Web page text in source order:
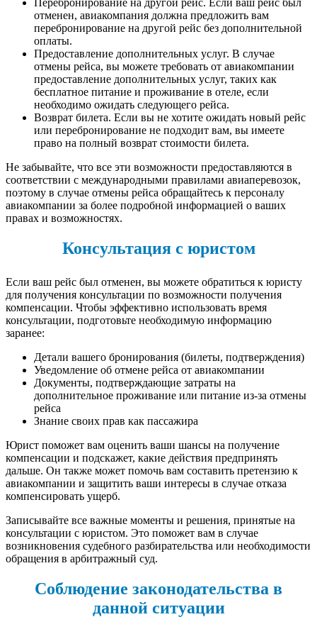
отменен, авиакомпания должна предложить вам
перебронирование на другой рейс без дополнительной
оплаты.
Предоставление дополнительных услуг. В случае
отмены рейса, вы можете требовать от авиакомпании
предоставление дополнительных услуг, таких как
бесплатное питание и проживание в отеле, если
необходимо ожидать следующего рейса.
Возврат билета. Если вы не хотите ожидать новый рейс
или перебронирование не подходит вам, вы имеете
право на полный возврат стоимости билета.
Не забывайте, что все эти возможности предоставляются в
соответствии с международными правилами авиаперевозок,
поэтому в случае отмены рейса обращайтесь к персоналу
авиакомпании за более подробной информацией о ваших
правах и возможностях.
Консультация с юристом
Если ваш рейс был отменен, вы можете обратиться к юристу
для получения консультации по возможности получения
компенсации. Чтобы эффективно использовать время
консультации, подготовьте необходимую информацию
заранее:
Детали вашего бронирования (билеты, подтверждения)
Уведомление об отмене рейса от авиакомпании
Документы, подтверждающие затраты на
дополнительное проживание или питание из-за отмены
рейса
Знание своих прав как пассажира
Юрист поможет вам оценить ваши шансы на получение
компенсации и подскажет, какие действия предпринять
дальше. Он также может помочь вам составить претензию к
авиакомпании и защитить ваши интересы в случае отказа
компенсировать ущерб.
Записывайте все важные моменты и решения, принятые на
консультации с юристом. Это поможет вам в случае
возникновения судебного разбирательства или необходимости
обращения в арбитражный суд.
Соблюдение законодательства в
данной ситуации